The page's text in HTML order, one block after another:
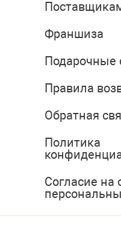
Франшиза
Подарочные
Правила
Обратная
Политика
Согласие на